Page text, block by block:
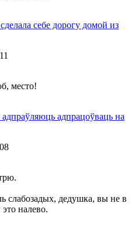
себе дорогу домой из
место!
адпрацоўваць на
слабозадых, дедушка, вы не в
налево.